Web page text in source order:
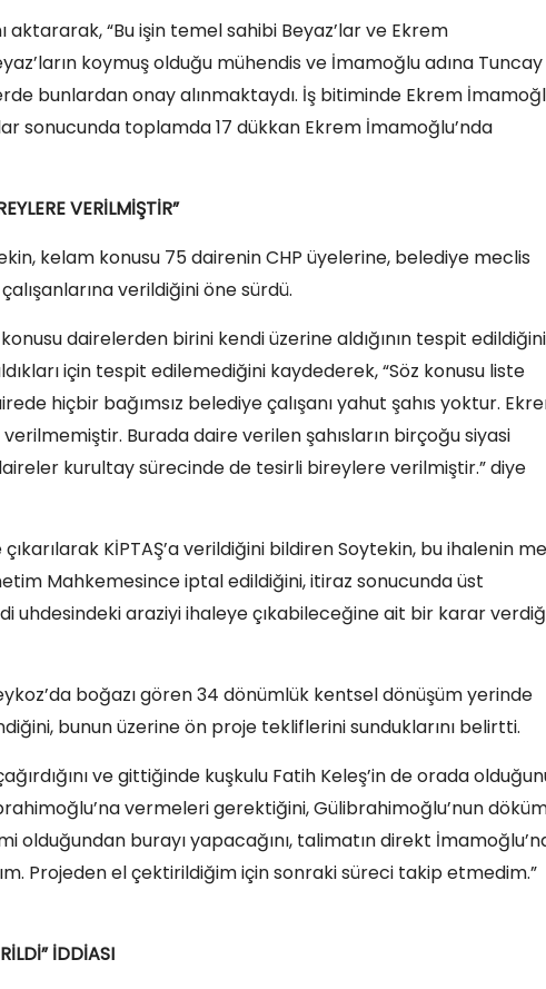
“Bu işin temel sahibi Beyaz’lar ve Ekrem
koymuş olduğu mühendis ve İmamoğlu adına Tuncay
bunlardan onay alınmaktaydı. İş bitiminde Ekrem
sonucunda toplamda 17 dükkan Ekrem İmamoğlu’nda
VERİLMİŞTİR”
kelam konusu 75 dairenin CHP üyelerine, belediye meclis
verildiğini öne sürdü.
dairelerden birini kendi üzerine aldığının tespit
için tespit edilemediğini kaydederek, “Söz konusu liste
hiçbir bağımsız belediye çalışanı yahut şahıs yoktur.
Burada daire verilen şahısların birçoğu siyasi
kurultay sürecinde de tesirli bireylere verilmiştir.” diye
KİPTAŞ’a verildiğini bildiren Soytekin, bu ihalenin
Mahkemesince iptal edildiğini, itiraz sonucunda üst
uhdesindeki araziyi ihaleye çıkabileceğine ait bir karar
boğazı gören 34 dönümlük kentsel dönüşüm yerinde
bunun üzerine ön proje tekliflerini sunduklarını belirtti.
ve gittiğinde kuşkulu Fatih Keleş’in de orada
vermeleri gerektiğini, Gülibrahimoğlu’nun
olduğundan burayı yapacağını, talimatın direkt
Projeden el çektirildiğim için sonraki süreci takip etmedim.”
İDDİASI